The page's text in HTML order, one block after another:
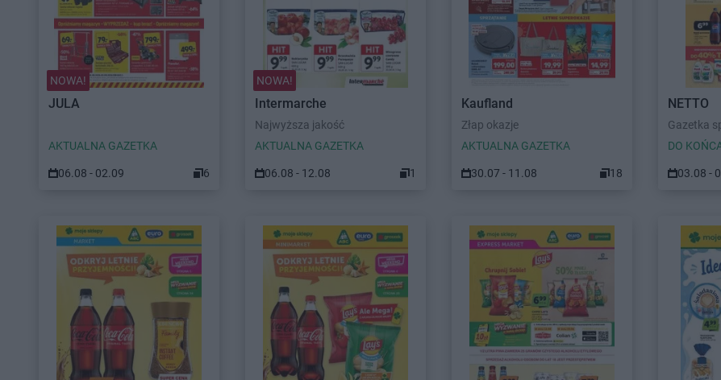
NOWA!
JULA
AKTUALNA GAZETKA
06.08 - 02.09 6
NOWA!
Intermarche
Najwyższa jakość
AKTUALNA GAZETKA
06.08 - 12.08 1
Kaufland
Złap okazje
AKTUALNA GAZETKA
30.07 - 11.08 18
NETTO
Gazetka
DO
03.08 -